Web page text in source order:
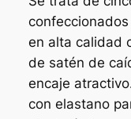
en alta calidad
de satén de
encaje
con elastano